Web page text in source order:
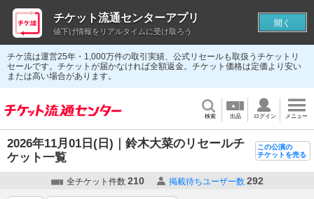
チケ流は運営25年・1,000万件の取引実績、公式リセールも取扱うチケットリ
セールです。チケットが届かなければ全額返金。チケット価格は定価より安い
または高い場合があります。
検索 出品 ログイン メニュー
2026年11月01日(日)｜鈴木大菜のリセールチ
ケット一覧
この公演の
チケットを売る
全チケット件数 210 掲載待ちユーザー数 292
チケット流通センターアプリ
値下げ情報をリアルタイムに受け取ろう
開く